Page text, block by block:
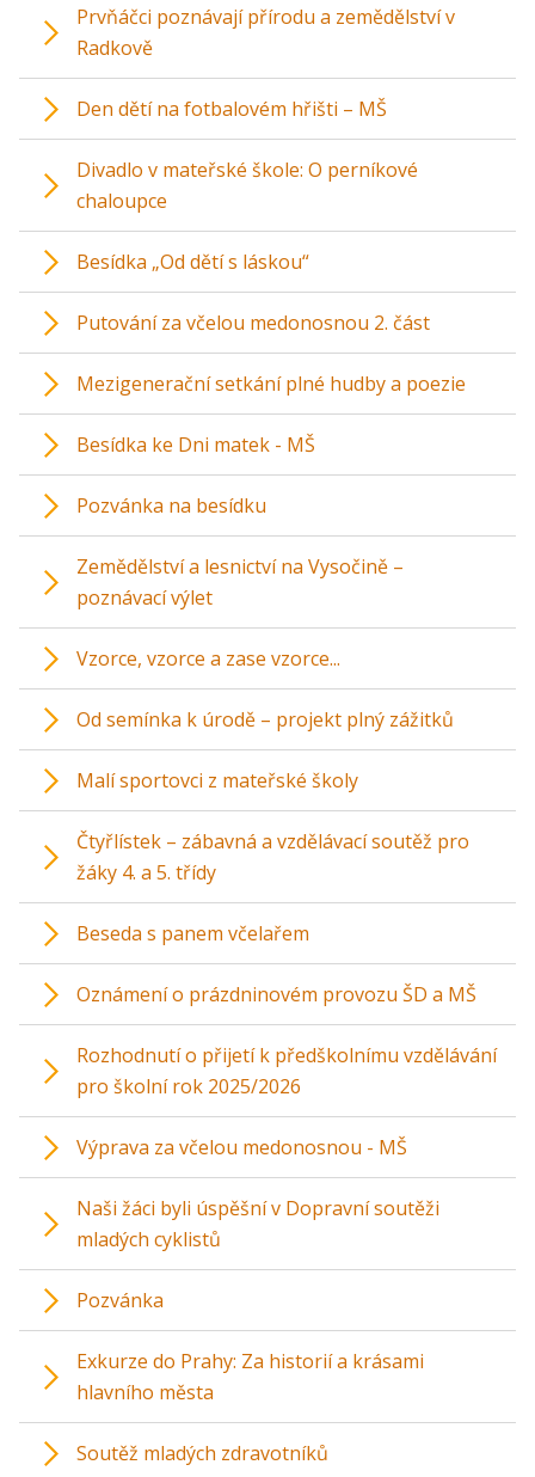
Prvňáčci poznávají přírodu a zemědělství v
Radkově
Den dětí na fotbalovém hřišti – MŠ
Divadlo v mateřské škole: O perníkové
chaloupce
Besídka „Od dětí s láskou“
Putování za včelou medonosnou 2. část
Mezigenerační setkání plné hudby a poezie
Besídka ke Dni matek - MŠ
Pozvánka na besídku
Zemědělství a lesnictví na Vysočině –
poznávací výlet
Vzorce, vzorce a zase vzorce...
Od semínka k úrodě – projekt plný zážitků
Malí sportovci z mateřské školy
Čtyřlístek – zábavná a vzdělávací soutěž pro
žáky 4. a 5. třídy
Beseda s panem včelařem
Oznámení o prázdninovém provozu ŠD a MŠ
Rozhodnutí o přijetí k předškolnímu vzdělávání
pro školní rok 2025/2026
Výprava za včelou medonosnou - MŠ
Naši žáci byli úspěšní v Dopravní soutěži
mladých cyklistů
Pozvánka
Exkurze do Prahy: Za historií a krásami
hlavního města
Soutěž mladých zdravotníků